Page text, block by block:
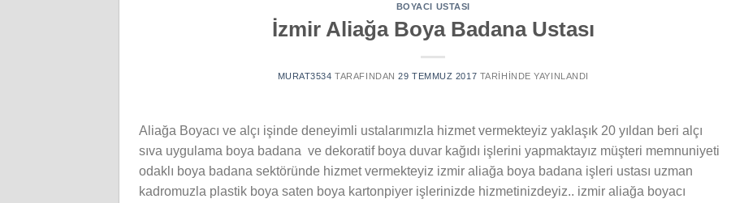
BOYACI USTASI
İzmir Aliağa Boya Badana Ustası
MURAT3534 TARAFINDAN 29 TEMMUZ 2017 TARIHINDE YAYINLANDI
Aliağa Boyacı ve alçı işinde deneyimli ustalarımızla hizmet vermekteyiz yaklaşık 20 yıldan beri alçı
sıva uygulama boya badana ve dekoratif boya duvar kağıdı işlerini yapmaktayız müşteri memnuniyeti
odaklı boya badana sektöründe hizmet vermekteyiz izmir aliağa boya badana işleri ustası uzman
kadromuzla plastik boya saten boya kartonpiyer işlerinizde hizmetinizdeyiz.. izmir aliağa boyacı